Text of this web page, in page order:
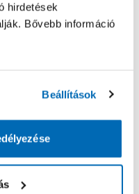
hirdetések
Bővebb információ
Beállítások